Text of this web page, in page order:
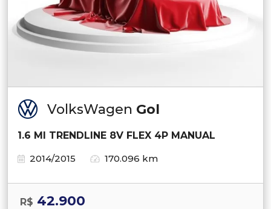
VolksWagen Gol
1.6 MI TRENDLINE 8V FLEX 4P MANUAL
2014/2015
170.096 km
R$ 42.900